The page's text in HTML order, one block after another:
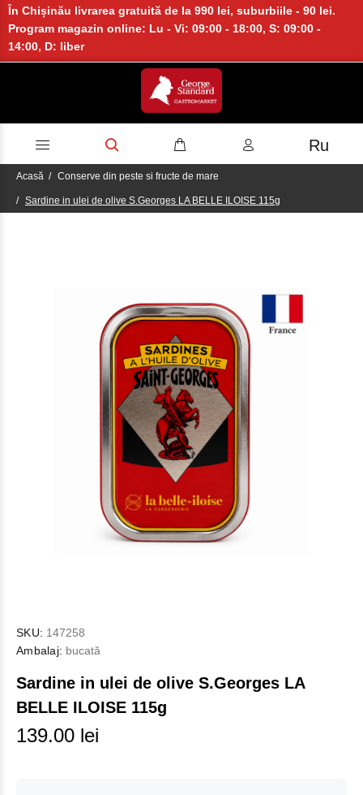
În Chișinău livrarea gratuită de la 990 lei, suburbiile - 90 lei.
Program magazin online: Lu - Vi: 09:00 - 18:00, S: 09:00 -
14:00, D: liber
Ru
Acasă Conserve din peste si fructe de mare
Sardine in ulei de olive S.Georges LA BELLE ILOISE 115g
SKU: 147258
Ambalaj: bucată
Sardine in ulei de olive S.Georges LA
BELLE ILOISE 115g
139.00 lei